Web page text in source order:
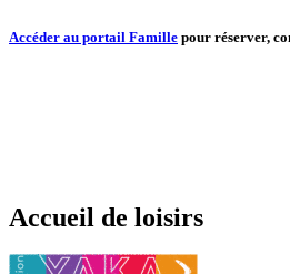
Accéder au portail Famille pour réserver,
Accueil de loisirs